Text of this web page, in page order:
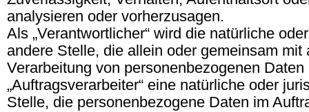
analysieren oder vorherzusagen.
Als „Verantwortlicher“ wird die natürliche
andere Stelle, die allein oder gemeinsam
Verarbeitung von personenbezogenen
„Auftragsverarbeiter“ eine natürliche oder
Stelle, die personenbezogene Daten im